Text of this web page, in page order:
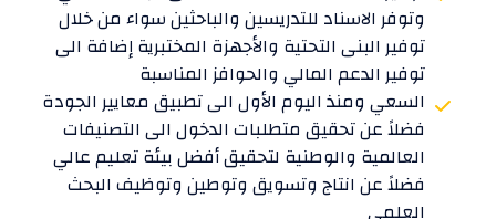
وتوفر الاسناد للتدريسين والباحثين سواء من خلال
توفير البنى التحتية والأجهزة المختبرية إضافة الى
توفير الدعم المالي والحوافز المناسبة
السعي ومنذ اليوم الأول الى تطبيق معايير الجودة
فضلاً عن تحقيق متطلبات الدخول الى التصنيفات
العالمية والوطنية لتحقيق أفضل بيئة تعليم عالي
فضلاً عن انتاج وتسويق وتوطين وتوظيف البحث
العلمي